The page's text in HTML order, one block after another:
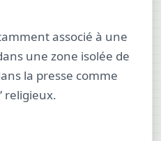
associé à une
une zone isolée de
la presse comme
religieux.